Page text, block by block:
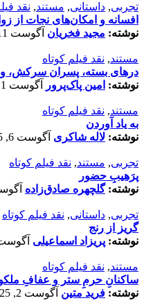
تجربی, داستانی, مستند, نقد
افسانه‌ و امکان‌های نجات از
نوشته: مجید فخریان آگوست 11, 2025
مستند, نقد فیلم کوتاه
درهای بسته، پسران سرکش،
نوشته: امین پاک‌پرور آگوست 11, 2025
مستند, نقد فیلم کوتاه
به یاد آوردن
نوشته: لاله شاکری آگوست 6, 2025
تجربی, مستند, نقد فیلم کوتاه
پرَهیب‌ِ حضور
نوشته:گلچهره صادق‌زاده آگوست
تجربی, داستانی, نقد فیلم کوتاه
گریز از رنج
نوشته: پریزاد اسماعیلی آگوست 4,
مستند, نقد فیلم کوتاه
ساکنانِ حرمِ ستر و عفافِ
نوشته: فرید متین آگوست 2, 2025